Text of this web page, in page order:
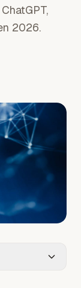
2026.